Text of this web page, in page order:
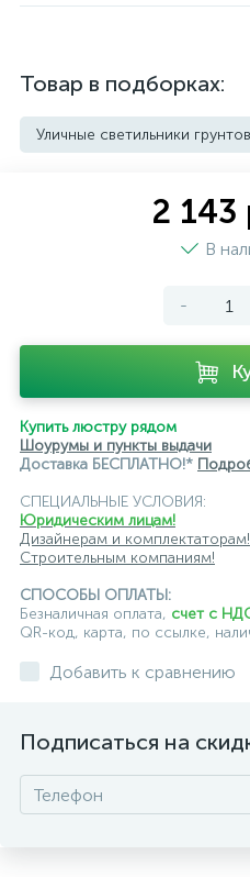
Товар в подборках:
Уличные светильники
2 143
В
-
Купить люстру рядом
Шоурумы и пункты выдачи
Доставка БЕСПЛАТНО!*
СПЕЦИАЛЬНЫЕ УСЛОВИЯ:
Юридическим лицам!
Дизайнерам и комплектаторам!
Строительным компаниям!
СПОСОБЫ ОПЛАТЫ:
Безналичная оплата, счет с
QR-код, карта, по ссылке,
Добавить к сравнению
Подписаться на